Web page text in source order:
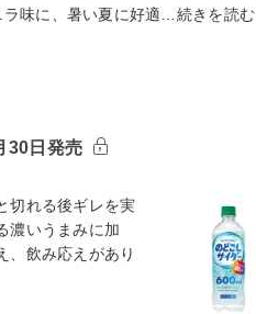
ラ味に、暑い夏に好適…続きを読む
30日発売
切れる後ギレを実
濃いうまみに加
、飲み応えがあり